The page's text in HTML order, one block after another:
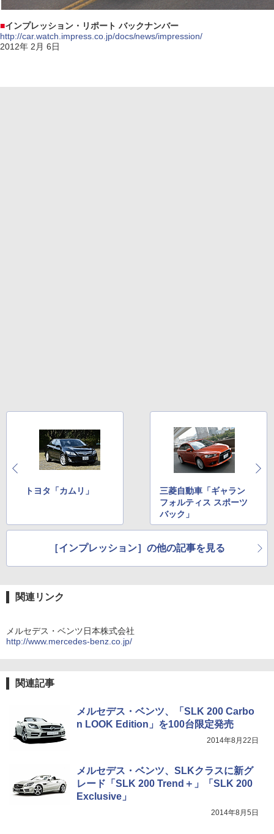
■インプレッション・リポート バックナンバー
http://car.watch.impress.co.jp/docs/news/impression/
2012年 2月 6日
トヨタ「カムリ」
三菱自動車「ギャラン
フォルティス スポーツ
バック」
［インプレッション］の他の記事を見る
関連リンク
メルセデス・ベンツ日本株式会社
http://www.mercedes-benz.co.jp/
関連記事
メルセデス・ベンツ、「SLK 200 Carbo
n LOOK Edition」を100台限定発売
2014年8月22日
メルセデス・ベンツ、SLKクラスに新グ
レード「SLK 200 Trend＋」「SLK 200
Exclusive」
2014年8月5日